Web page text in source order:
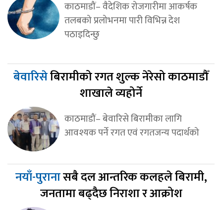
काठमाडौं– वैदेशिक रोजगारीमा आकर्षक
तलबको प्रलोभनमा पारी विभिन्न देश
पठाइदिन्छु
बेवारिसेबिरामीको रगत शुल्क नेरेसो काठमाडौँ
शाखाले व्यहोर्ने
काठमाडौं– बेवारिसे बिरामीका लागि
आवश्यक पर्ने रगत एवं रगतजन्य पदार्थको
नयाँ-पुरानासबै दल आन्तरिक कलहले बिरामी,
जनतामा बढ्दैछ निराशा र आक्रोश